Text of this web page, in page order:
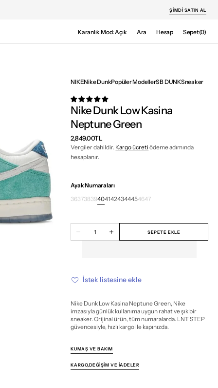
ŞIMDI SATIN AL
Karanlık Mod: Açık Ara Hesap Sepet
Sepet(0)
0
NIKENike DunkPopüler ModellerSB DUNKSneaker
Nike Dunk Low Kasina
Neptune Green
Normal
fiyat
2,849.00TL
Vergiler dahildir. Kargo ücreti ödeme adımında
hesaplanır.
Ayak Numaraları
36Varyant
37Varyant
mevcut
38Varyant
mevcut
39Varyant
mevcut
40Varyant
mevcut
41Varyant
mevcut
42Varyant
43Varyant
44Varyant
45Varyant
mevcut
46Varyant
mevcut
47Varyant
mevcut
Dunk
için
miktarı
Nike
Dunk
için
miktarı
SEPETE EKLE
İstek listesine ekle
Nike Dunk Low Kasina Neptune Green, Nike
imzasıyla günlük kullanıma uygun rahat ve şık bir
sneaker. Orijinal ürün, tüm numaralarda. LNT STEP
güvencesiyle, hızlı kargo ile kapınızda.
KUMAŞ VE BAKIM
KARGO,DEĞIŞIM VE İADELER